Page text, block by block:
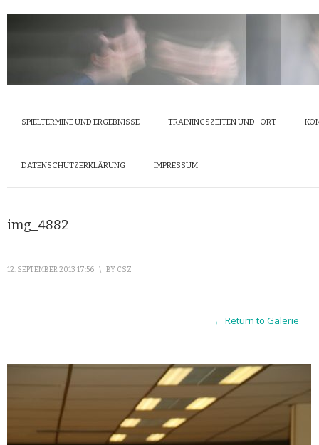
SPIELTERMINE UND ERGEBNISSE TRAININGSZEITEN UND -ORT
DATENSCHUTZERKLÄRUNG IMPRESSUM
img_4882
12. SEPTEMBER 2013 17:56 \ BY CSZ
← Return to Galerie